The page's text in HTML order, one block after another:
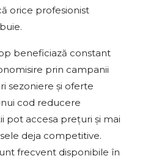
orice profesionist
beneficiază constant
prin campanii
sezoniere și oferte
cod reducere
pot accesa prețuri și mai
deja competitive.
frecvent disponibile în